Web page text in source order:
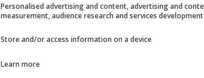
Personalised advertising and content, advertising and
measurement, audience research and services development
Store and/or access information on a device
Learn more